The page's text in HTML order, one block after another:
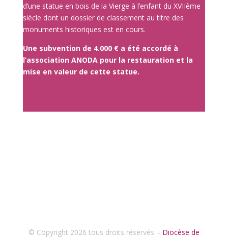
d’une statue en bois de la Vierge à l’enfant du XVIIème
siècle dont un dossier de classement au titre des
monuments historiques est en cours.
Une subvention de 4.000 € a été accordé à
l’association ANODA pour la restauration et la
mise en valeur de cette statue.
© Copyright 2026 tous droits réservés – Diocèse de